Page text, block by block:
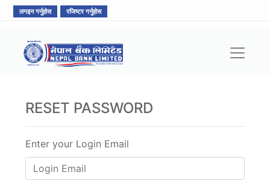
लगइन गर्नुहोस रजिष्टर गर्नुहोस
RESET PASSWORD
Enter your Login Email